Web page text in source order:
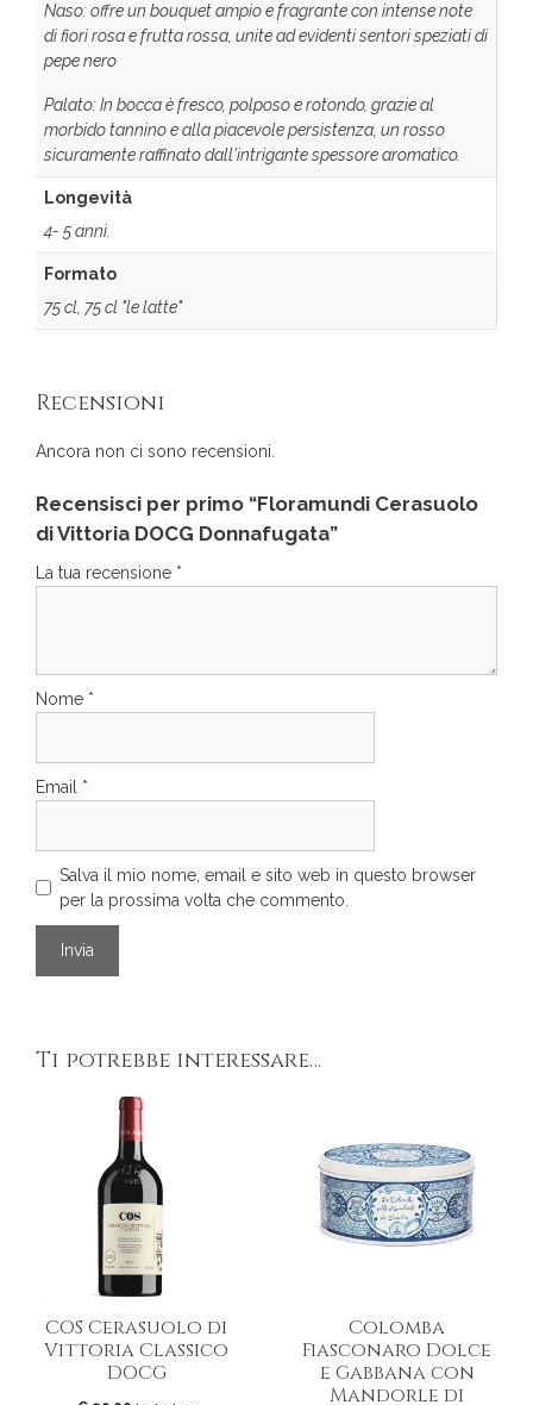
Naso: offre un bouquet ampio e fragrante con intense note
di fiori rosa e frutta rossa, unite ad evidenti sentori speziati di
pepe nero
Palato: In bocca è fresco, polposo e rotondo, grazie al
morbido tannino e alla piacevole persistenza, un rosso
sicuramente raffinato dall'intrigante spessore aromatico.
Longevità
4- 5 anni.
Formato
75 cl, 75 cl "le latte"
Recensioni
Ancora non ci sono recensioni.
Recensisci per primo “Floramundi Cerasuolo
di Vittoria DOCG Donnafugata”
La tua recensione *
Nome *
Email *
Salva il mio nome, email e sito web in questo browser
per la prossima volta che commento.
Ti potrebbe interessare…
COS Cerasuolo di
Vittoria Classico
DOCG
Colomba
Fiasconaro Dolce
e Gabbana con
Mandorle di